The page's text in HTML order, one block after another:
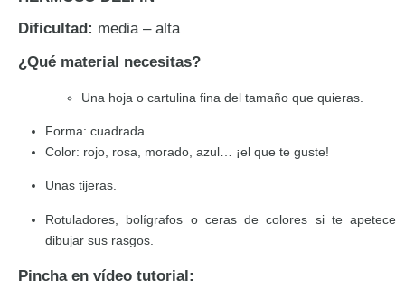
Dificultad: media – alta
¿Qué material necesitas?
Una hoja o cartulina fina del tamaño que quieras.
Forma: cuadrada.
Color: rojo, rosa, morado, azul… ¡el que te guste!
Unas tijeras.
Rotuladores, bolígrafos o ceras de colores si te apetece
dibujar sus rasgos.
Pincha en vídeo tutorial: